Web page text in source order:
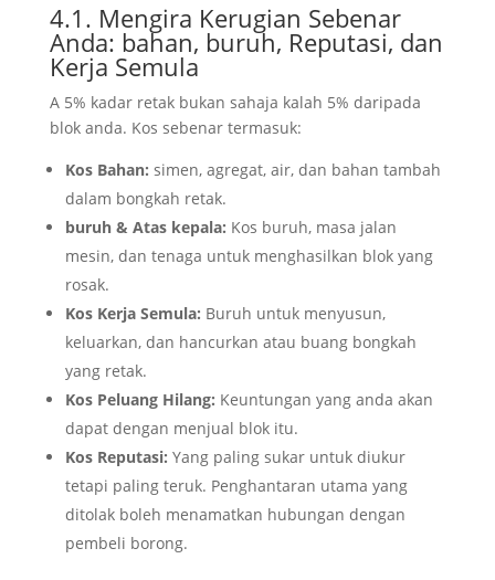
4.1. Mengira Kerugian Sebenar
Anda: bahan, buruh, Reputasi, dan
Kerja Semula
A 5% kadar retak bukan sahaja kalah 5% daripada
blok anda. Kos sebenar termasuk:
Kos Bahan: simen, agregat, air, dan bahan tambah
dalam bongkah retak.
buruh & Atas kepala: Kos buruh, masa jalan
mesin, dan tenaga untuk menghasilkan blok yang
rosak.
Kos Kerja Semula: Buruh untuk menyusun,
keluarkan, dan hancurkan atau buang bongkah
yang retak.
Kos Peluang Hilang: Keuntungan yang anda akan
dapat dengan menjual blok itu.
Kos Reputasi: Yang paling sukar untuk diukur
tetapi paling teruk. Penghantaran utama yang
ditolak boleh menamatkan hubungan dengan
pembeli borong.